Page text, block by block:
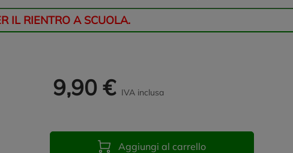
IL RIENTRO A SCUOLA.
9,90 € IVA inclusa
Aggiungi al carrello